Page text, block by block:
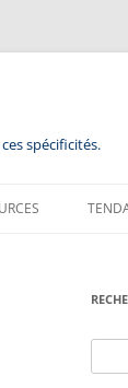
spécificités.